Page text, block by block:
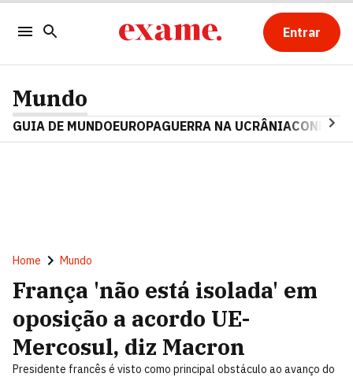
Entrar
Mundo
GUIA DE MUNDOEUROPAGUERRA NA UCRÂNIA
Home Mundo
França 'não está isolada' em
oposição a acordo UE-
Mercosul, diz Macron
Presidente francês é visto como principal obstáculo ao avanço do